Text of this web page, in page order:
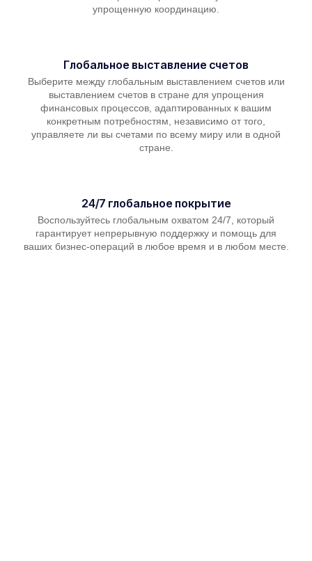
упрощенную координацию.
Глобальное выставление счетов
Выберите между глобальным выставлением счетов или
выставлением счетов в стране для упрощения
финансовых процессов, адаптированных к вашим
конкретным потребностям, независимо от того,
управляете ли вы счетами по всему миру или в одной
стране.
24/7 глобальное покрытие
Воспользуйтесь глобальным охватом 24/7, который
гарантирует непрерывную поддержку и помощь для
ваших бизнес-операций в любое время и в любом месте.